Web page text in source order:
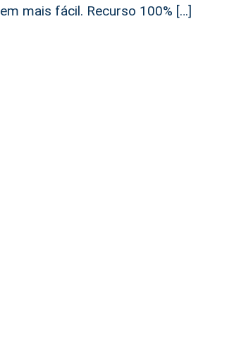
mais fácil. Recurso 100% […]